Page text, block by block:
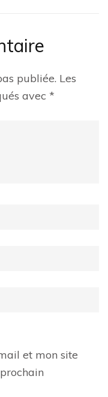
publiée. Les
avec *
et mon site